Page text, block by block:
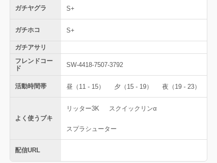
ガチヤグラ S+
ガチホコ S+
ガチアサリ
フレンドコー
ド
SW-4418-7507-3792
活動時間帯 昼（11 - 15） 夕（15 - 19） 夜（19 - 23）
よく使うブキ
リッター3K スクイックリンα
スプラシューター
配信URL